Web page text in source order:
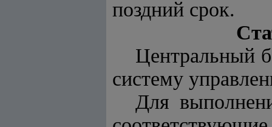
поздний срок.
Центральный
систему
Для